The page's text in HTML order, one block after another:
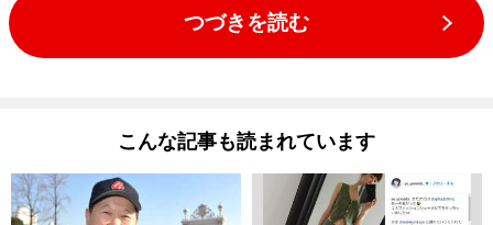
つづきを読む
こんな記事も読まれています